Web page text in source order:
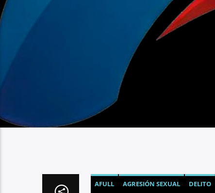
AFULL AGRESIÓN SEXUAL DELITO